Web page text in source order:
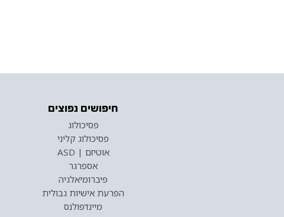
חיפושים נפוצים
פסיכולוג
פסיכולוג קליני
אוטיזם | ASD
אספרגר
פיברומיאלגיה
הפרעת אישיות גבולית
מיינדפולנס